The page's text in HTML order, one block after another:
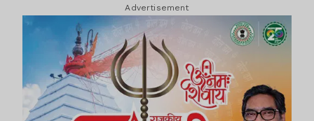
Advertisement